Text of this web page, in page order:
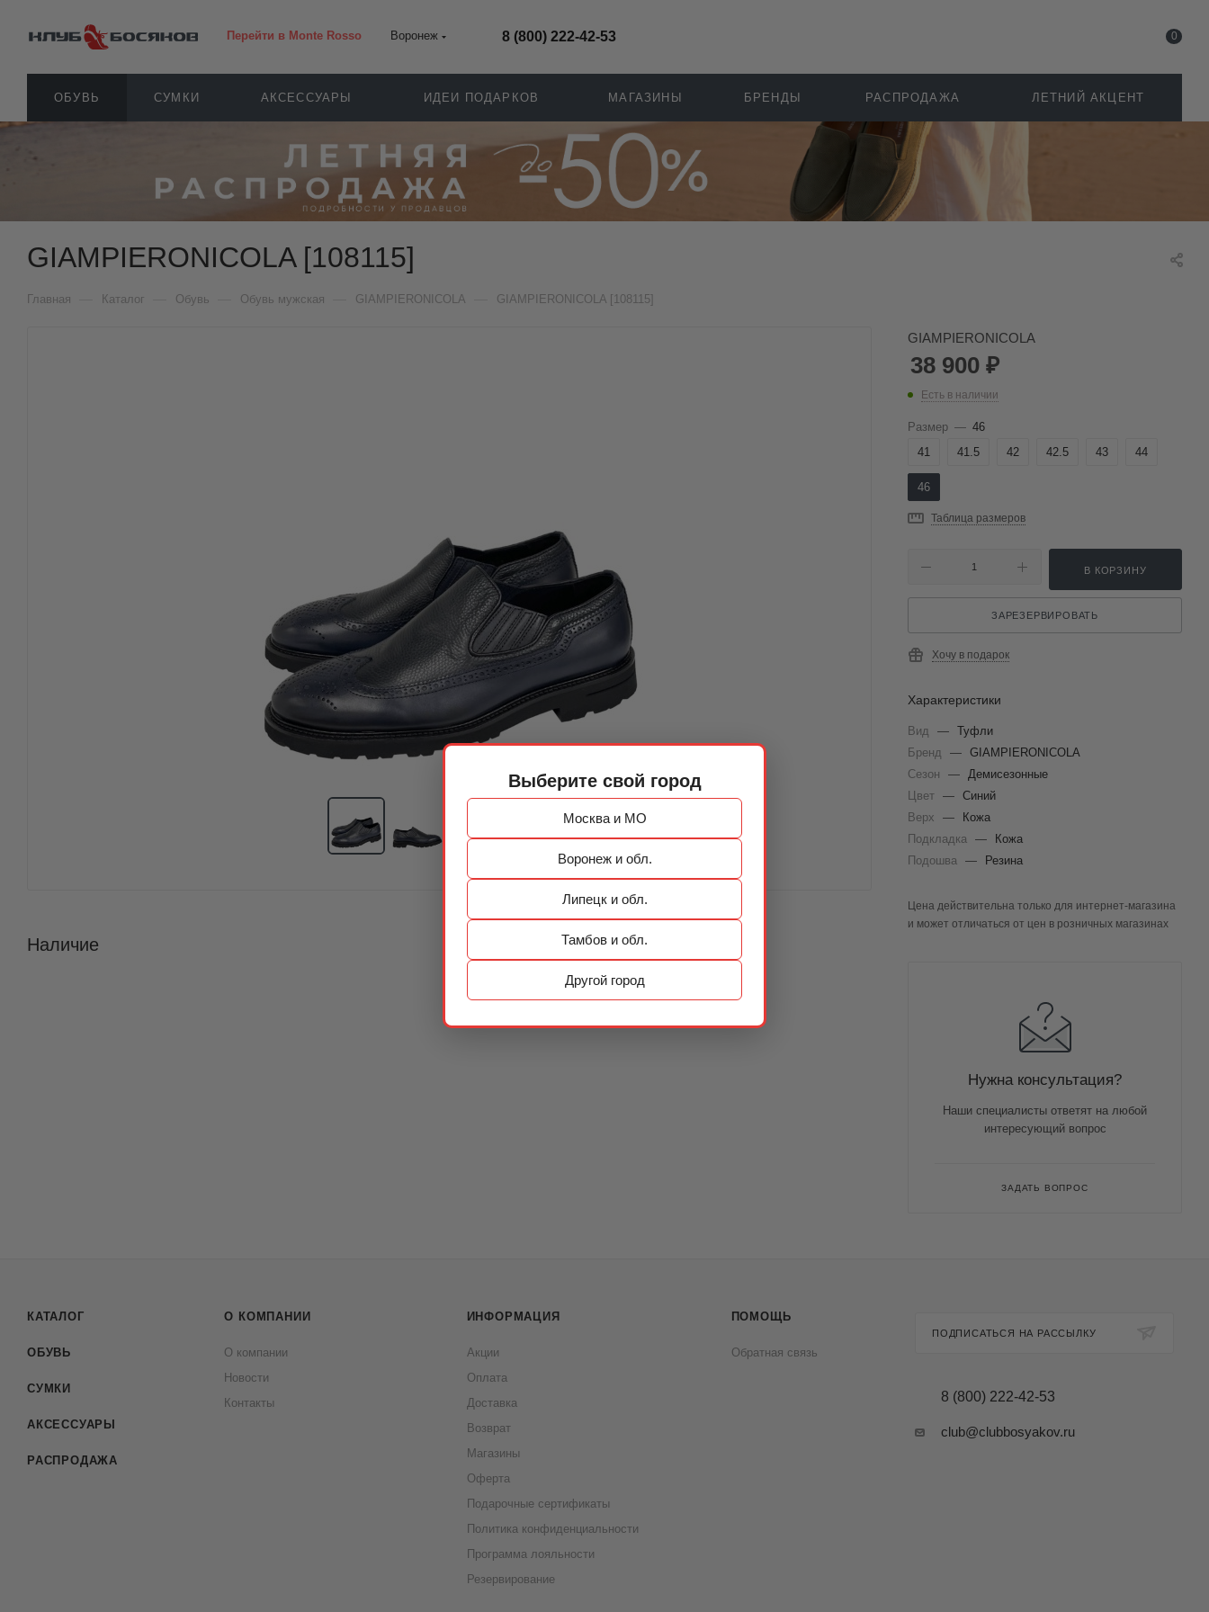
Выберите свой город
Москва и МО
Воронеж и обл.
Липецк и обл.
Тамбов и обл.
Другой город
Перейти в Monte Rosso Воронеж 8 (800) 222-42-53 0
ОБУВЬ СУМКИ АКСЕССУАРЫ ИДЕИ ПОДАРКОВ МАГАЗИНЫ БРЕНДЫ РАСПРОДАЖА ЛЕТНИЙ АКЦЕНТ
GIAMPIERONICOLA [108115]
Главная Каталог Обувь Обувь мужская GIAMPIERONICOLA GIAMPIERONICOLA [108115]
Наличие
GIAMPIERONICOLA
38 900 ₽
Есть в наличии
Размер — 46
41
41.5 42 42.5 43 44
46
Таблица размеров
В КОРЗИНУ
ЗАРЕЗЕРВИРОВАТЬ
Хочу в подарок
Характеристики
Вид — Туфли
Бренд
— GIAMPIERONICOLA
Сезон
— Демисезонные
Цвет — Синий
Верх
—
Кожа
Подкладка —
Кожа
Подошва — Резина
Цена действительна только для интернет-магазина
и может отличаться от цен в розничных магазинах
Нужна консультация?
Наши специалисты ответят на любой
интересующий вопрос
ЗАДАТЬ ВОПРОС
КАТАЛОГ
ОБУВЬ
СУМКИ
АКСЕССУАРЫ
РАСПРОДАЖА
О КОМПАНИИ
О компании
Новости
Контакты
ИНФОРМАЦИЯ
Акции
Оплата
Доставка
Возврат
Магазины
Оферта
Подарочные сертификаты
Политика конфиденциальности
Программа лояльности
Резервирование
ПОМОЩЬ
Обратная связь
ПОДПИСАТЬСЯ НА РАССЫЛКУ
8 (800) 222-42-53
club@clubbosyakov.ru